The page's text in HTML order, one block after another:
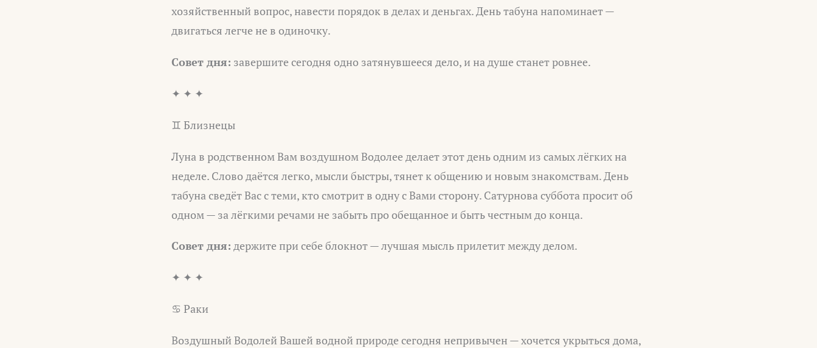
хозяйственный вопрос, навести порядок в делах и деньгах. День табуна напоминает —
двигаться легче не в одиночку.
Совет дня: завершите сегодня одно затянувшееся дело, и на душе станет ровнее.
✦ ✦ ✦
♊ Близнецы
Луна в родственном Вам воздушном Водолее делает этот день одним из самых лёгких на
неделе. Слово даётся легко, мысли быстры, тянет к общению и новым знакомствам. День
табуна сведёт Вас с теми, кто смотрит в одну с Вами сторону. Сатурнова суббота просит об
одном — за лёгкими речами не забыть про обещанное и быть честным до конца.
Совет дня: держите при себе блокнот — лучшая мысль прилетит между делом.
✦ ✦ ✦
♋ Раки
Воздушный Водолей Вашей водной природе сегодня непривычен — хочется укрыться дома,